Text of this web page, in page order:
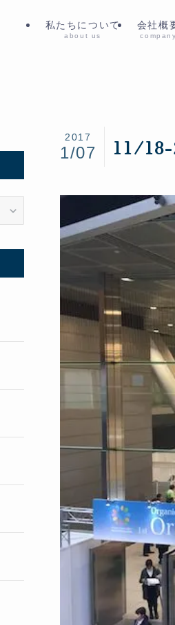
私たちについて
about us
会社概
company
11/18-
2017
1/07